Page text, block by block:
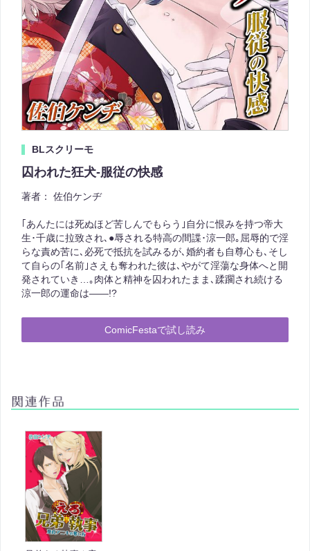
BLスクリーモ
囚われた狂犬-服従の快感
著者： 佐伯ケンヂ
｢あんたには死ぬほど苦しんでもらう｣自分に恨みを持つ帝大
生･千歳に拉致され､●辱される特高の間諜･涼一郎｡屈辱的で淫
らな責め苦に､必死で抵抗を試みるが､婚約者も自尊心も､そし
て自らの｢名前｣さえも奪われた彼は､やがて淫蕩な身体へと開
発されていき…｡肉体と精神を囚われたまま､蹂躙され続ける
涼一郎の運命は――!?
ComicFestaで試し読み